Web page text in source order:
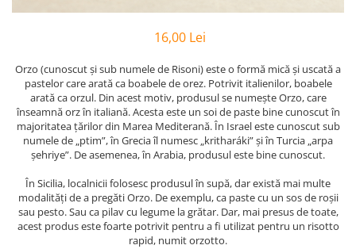
TOATE PRODUSELE
16,00 Lei
Orzo (cunoscut și sub numele de Risoni) este o formă mică și uscată a
pastelor care arată ca boabele de orez. Potrivit italienilor, boabele
arată ca orzul. Din acest motiv, produsul se numește Orzo, care
înseamnă orz în italiană. Acesta este un soi de paste bine cunoscut în
majoritatea țărilor din Marea Mediterană. În Israel este cunoscut sub
numele de „ptim”, în Grecia îl numesc „kritharáki” și în Turcia „arpa
șehriye”. De asemenea, în Arabia, produsul este bine cunoscut.
În Sicilia, localnicii folosesc produsul în supă, dar există mai multe
modalități de a pregăti Orzo. De exemplu, ca paste cu un sos de roșii
sau pesto. Sau ca pilav cu legume la grătar. Dar, mai presus de toate,
acest produs este foarte potrivit pentru a fi utilizat pentru un risotto
rapid, numit orzotto.